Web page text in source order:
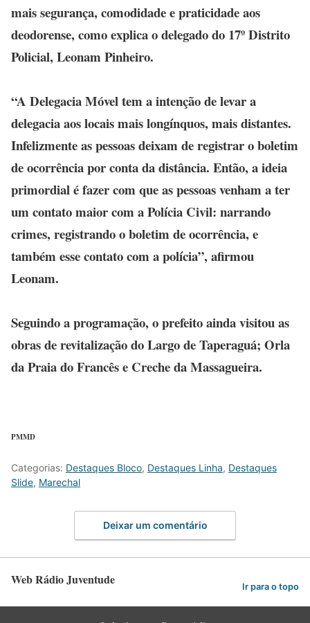
mais segurança, comodidade e praticidade aos
deodorense, como explica o delegado do 17º Distrito
Policial, Leonam Pinheiro.
“A Delegacia Móvel tem a intenção de levar a
delegacia aos locais mais longínquos, mais distantes.
Infelizmente as pessoas deixam de registrar o boletim
de ocorrência por conta da distância. Então, a ideia
primordial é fazer com que as pessoas venham a ter
um contato maior com a Polícia Civil: narrando
crimes, registrando o boletim de ocorrência, e
também esse contato com a polícia”, afirmou
Leonam.
Seguindo a programação, o prefeito ainda visitou as
obras de revitalização do Largo de Taperaguá; Orla
da Praia do Francês e Creche da Massagueira.
PMMD
Categorias: Destaques Bloco, Destaques Linha, Destaques
Slide, Marechal
Deixar um comentário
Web Rádio Juventude Ir para o topo